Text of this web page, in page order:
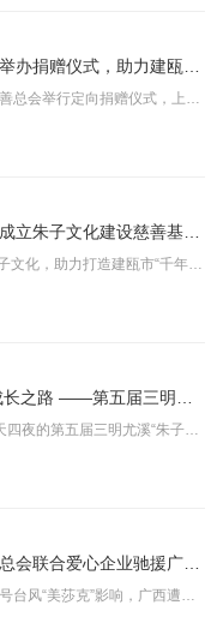
7月10日，为期五天四夜的第五届三明尤溪“朱子社仓”公益夏令营在武夷山市落下帷幕。本次夏令营由尤溪县慈善总会联合相关单位主办，以朱子文化研习与品格养成为主线，为来自尤溪县各乡镇的困境学子搭建了文化浸润与成长陪伴的平台。在当日的早课“寒暄”环节，营员们相互击掌、彼此问候，营地暖意融融。随后的大扫除中，孩子们认真整理内务，将床铺、卫浴、走廊一一清扫干净，做到物归原位、窗明地净，践行“走时比来时更好”的约
近日，受今年第10号台风“美莎克”影响，广西遭遇大范围持续性强降雨。横州市六蓝水库等多座水库出现漫顶及缺口险情，数十万人受灾。图为福建省上杭县慈善总会满载爱心物资的车辆，整装启程，驰援广西横州灾区。面对严峻汛情，社会各界爱心力量迅速集结。福建省上杭县慈善总会第一时间响应，紧急动员组织灾区急需物资，联合福建龙岩龙嶂山实业开发有限公司，捐赠包装饮用泉水12000瓶、衣物被褥110多件。7月10日，满载闽西人民深情